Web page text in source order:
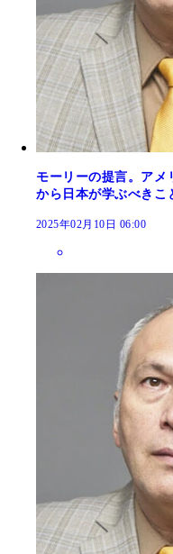
モーリーの提言。アメ
から日本が学ぶべきこ
2025年02月10日 06:00